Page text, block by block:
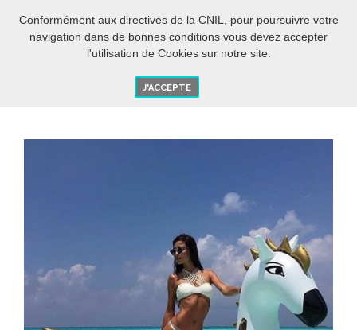
Conformément aux directives de la CNIL, pour poursuivre votre
navigation dans de bonnes conditions vous devez accepter
l'utilisation de Cookies sur notre site.
J'ACCEPTE